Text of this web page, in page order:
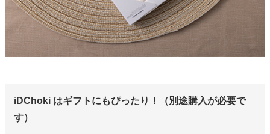
iDChoki はギフトにもぴったり！（別途購入が必要で
す）